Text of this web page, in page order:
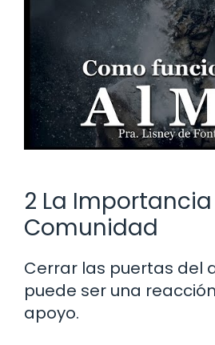
2 La
Comunidad
Cerrar las puertas del
puede ser una
apoyo.